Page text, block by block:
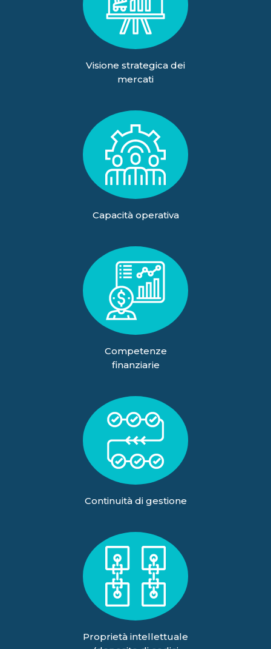
Visione strategica dei
mercati
Capacità operativa
Competenze
finanziarie
Continuità di gestione
Proprietà intellettuale